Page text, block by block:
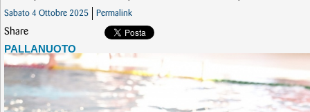
Sabato 4 Ottobre 2025 Permalink
Share
PALLANUOTO